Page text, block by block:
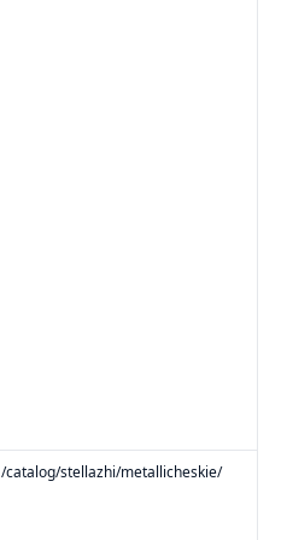
/catalog/stellazhi/metallicheskie/